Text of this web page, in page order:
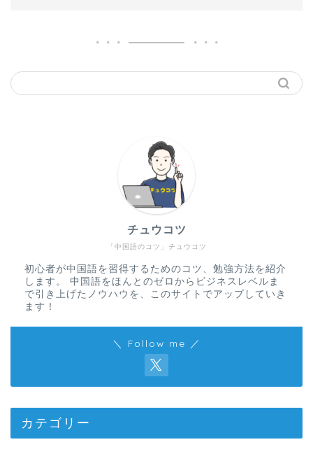
「中国語のコツ」チュウコツ
チュウコツ
初心者が中国語を習得するためのコツ、勉強方法を紹介
します。 中国語をほんとのゼロからビジネスレベルま
で引き上げたノウハウを、このサイトでアップしていき
ます！
＼ Follow me ／
カテゴリー